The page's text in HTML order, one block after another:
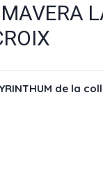
de la